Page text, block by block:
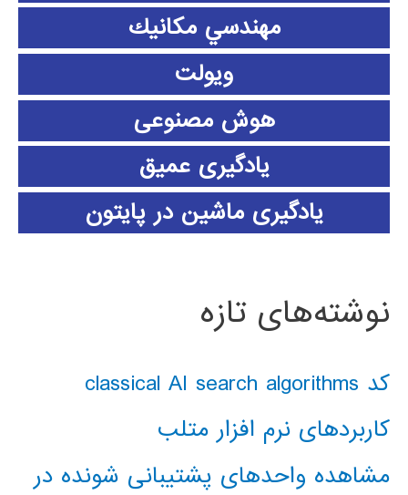
مهندسي مكانيك
ویولت
هوش مصنوعی
یادگیری عمیق
یادگیری ماشین در پایتون
نوشته‌های تازه
کد classical AI search algorithms
کاربردهای نرم افزار متلب
مشاهده واحدهای پشتیبانی شونده در